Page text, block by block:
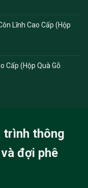
Lĩnh Cao Cấp (Hộp
Cấp (Hộp Quà Gỗ
trình thông
đợi phê